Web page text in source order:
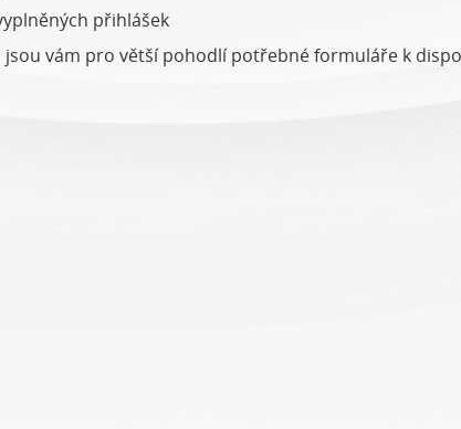
přihlášek
vám pro větší pohodlí potřebné formuláře k